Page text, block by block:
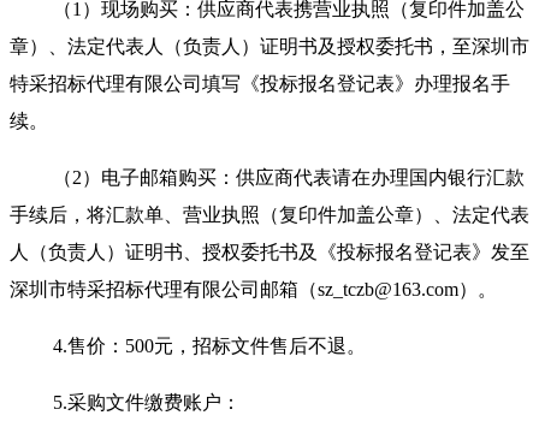
（1）现场购买：供应商代表携营业执照（复印件加盖公
章）、法定代表人（负责人）证明书及授权委托书，至深圳市
特采招标代理有限公司填写《投标报名登记表》办理报名手
续。
（2）电子邮箱购买：供应商代表请在办理国内银行汇款
手续后，将汇款单、营业执照（复印件加盖公章）、法定代表
人（负责人）证明书、授权委托书及《投标报名登记表》发至
深圳市特采招标代理有限公司邮箱（sz_tczb@163.com）。
4.售价：500元，招标文件售后不退。
5.采购文件缴费账户：